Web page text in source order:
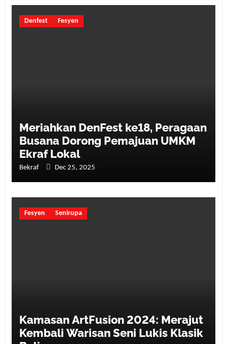
Denfest Fesyen
Meriahkan DenFest ke18, Peragaan
Busana Dorong Pemajuan UMKM
Ekraf Lokal
Bekraf Dec 25, 2025
Fesyen Senirupa
Kamasan ArtFusion 2024: Merajut
Kembali Warisan Seni Lukis Klasik